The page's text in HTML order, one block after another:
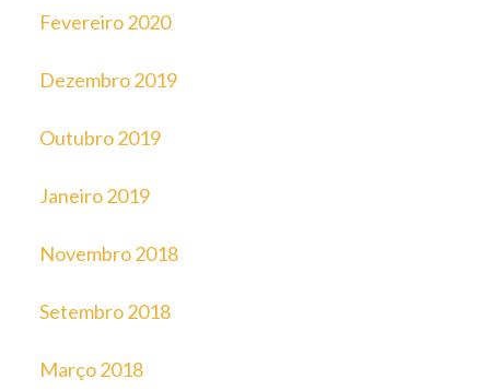
Fevereiro 2020
Dezembro 2019
Outubro 2019
Janeiro 2019
Novembro 2018
Setembro 2018
Março 2018